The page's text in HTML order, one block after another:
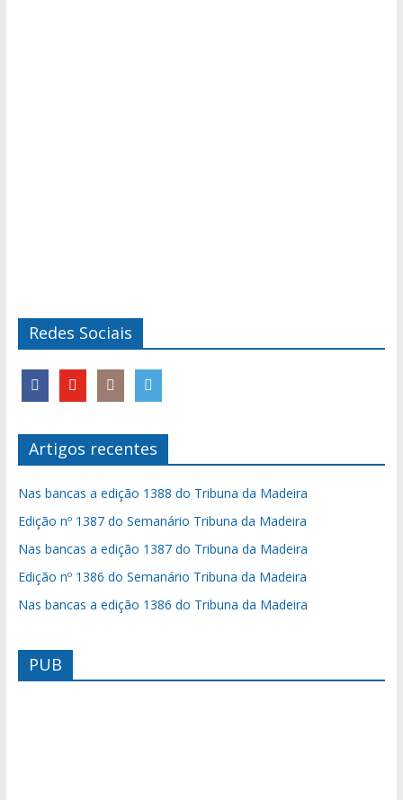
Redes Sociais
Artigos recentes
Nas bancas a edição 1388 do Tribuna da Madeira
Edição nº 1387 do Semanário Tribuna da Madeira
Nas bancas a edição 1387 do Tribuna da Madeira
Edição nº 1386 do Semanário Tribuna da Madeira
Nas bancas a edição 1386 do Tribuna da Madeira
PUB